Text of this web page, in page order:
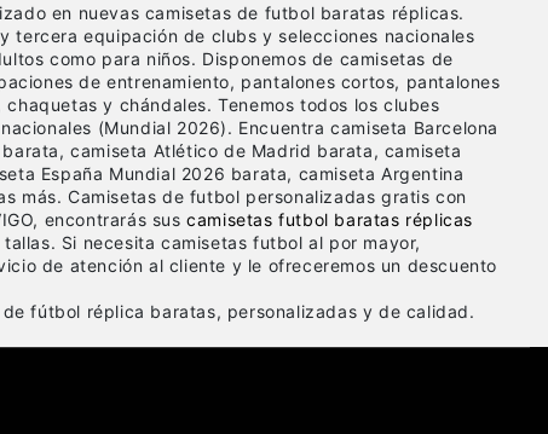
en nuevas camisetas de futbol baratas réplicas.
tercera equipación de clubs y selecciones nacionales
como para niños. Disponemos de camisetas de
de entrenamiento, pantalones cortos, pantalones
y chándales. Tenemos todos los clubes
(Mundial 2026). Encuentra camiseta Barcelona
camiseta Atlético de Madrid barata, camiseta
España Mundial 2026 barata, camiseta Argentina
más. Camisetas de futbol personalizadas gratis con
encontrarás suscamisetas futbol baratas réplicas
Si necesita camisetas futbol al por mayor,
de atención al cliente y le ofreceremos un descuento
fútbol réplica baratas, personalizadas y de calidad.